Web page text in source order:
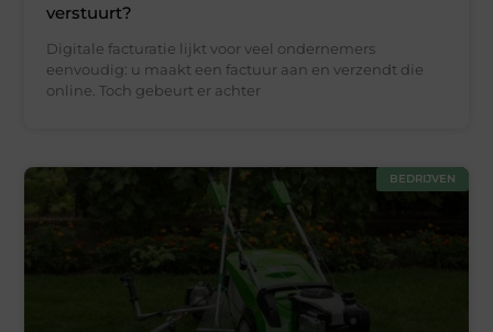
verstuurt?
Digitale facturatie lijkt voor veel ondernemers
eenvoudig: u maakt een factuur aan en verzendt die
online. Toch gebeurt er achter
BEDRIJVEN